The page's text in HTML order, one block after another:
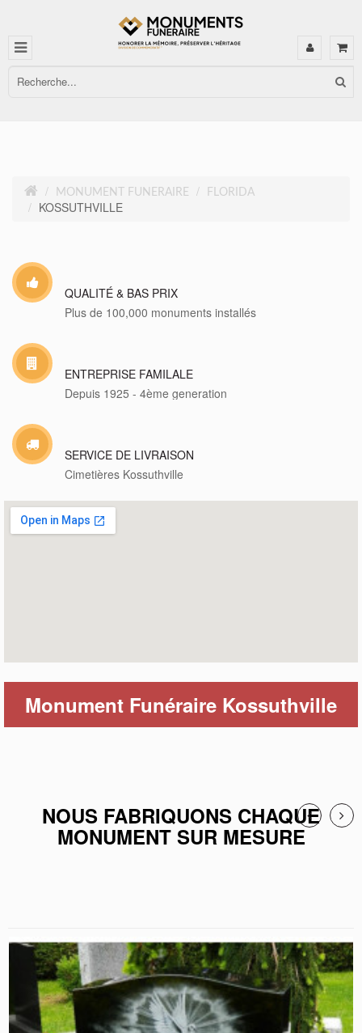
MONUMENT FUNERAIRE FLORIDA
KOSSUTHVILLE
QUALITÉ & BAS PRIX
Plus de 100,000 monuments installés
ENTREPRISE FAMILALE
Depuis 1925 - 4ème generation
SERVICE DE LIVRAISON
Cimetières Kossuthville
Monument Funéraire Kossuthville
NOUS FABRIQUONS CHAQUE
MONUMENT SUR MESURE